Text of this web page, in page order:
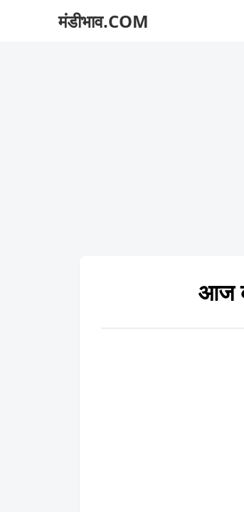
मंडीभाव.COM
आज